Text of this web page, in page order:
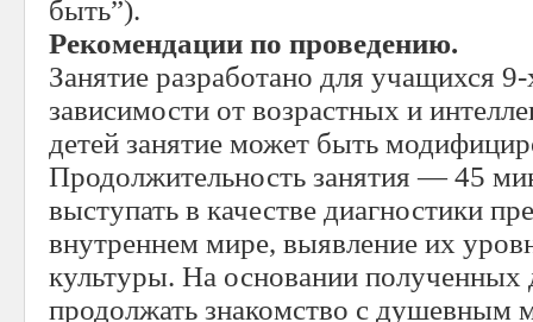
быть”).
Рекомендации по проведению.
Занятие разработано для учащихся
зависимости от возрастных и
детей занятие может быть
Продолжительность занятия — 45
выступать в качестве диагностики
внутреннем мире, выявление их
культуры. На основании
продолжать знакомство с душевным